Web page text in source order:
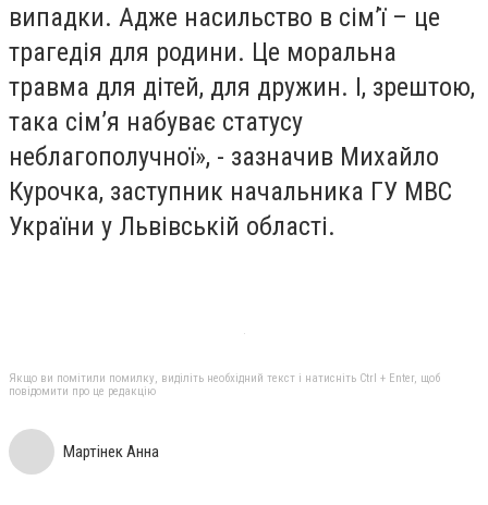
випадки. Адже насильство в сім’ї – це
трагедія для родини. Це моральна
травма для дітей, для дружин. І, зрештою,
така сім’я набуває статусу
неблагополучної», - зазначив Михайло
Курочка, заступник начальника ГУ МВС
України у Львівській області.
Якщо ви помітили помилку, виділіть необхідний текст і натисніть Ctrl + Enter, щоб
повідомити про це редакцію
Мартінек Анна